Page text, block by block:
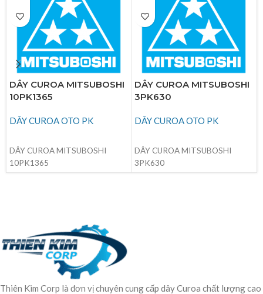
DÂY CUROA MITSUBOSHI
10PK1365
DÂY CUROA OTO PK
DÂY CUROA MITSUBOSHI
10PK1365
DÂY CUROA MITSUBOSHI
3PK630
DÂY CUROA OTO PK
DÂY CUROA MITSUBOSHI
3PK630
Thiên Kim Corp là đơn vị chuyên cung cấp dây Curoa chất lượng cao